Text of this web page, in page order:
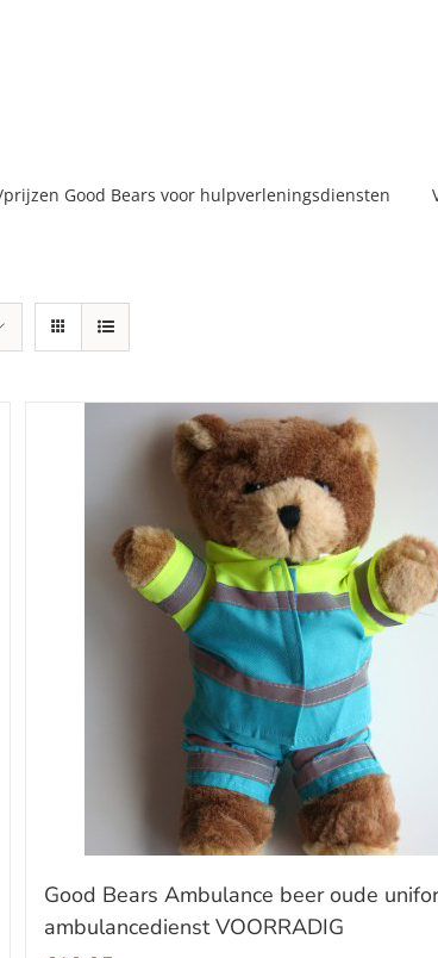
Good Bears voor hulpverleningsdiensten
Good Bears Ambulance beer oude
ambulancedienst VOORRADIG